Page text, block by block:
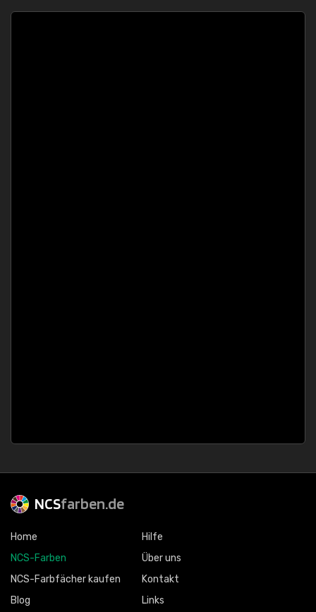
NCSfarben.de
Home
NCS-Farben
NCS-Farbfächer kaufen
Blog
Hilfe
Über uns
Kontakt
Links